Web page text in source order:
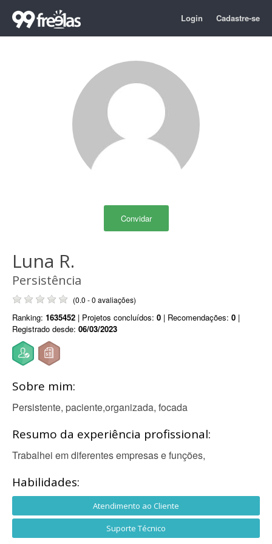
Login Cadastre-se
Convidar
Luna R.
Persistência
(0.0 - 0 avaliações)
Ranking: 1635452 | Projetos concluídos: 0 | Recomendações: 0 |
Registrado desde: 06/03/2023
Sobre mim:
Persistente, paciente,organizada, focada
Resumo da experiência profissional:
Trabalhei em diferentes empresas e funções,
Habilidades:
Atendimento ao Cliente
Suporte Técnico